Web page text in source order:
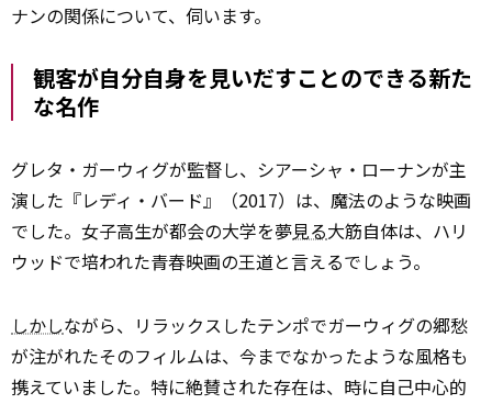
ナンの関係について、伺います。
観客が自分自身を見いだすことのできる新た
な名作
グレタ・ガーウィグが監督し、シアーシャ・ローナンが主
演した『レディ・バード』（2017）は、魔法のような映画
でした。女子高生が都会の大学を夢見る大筋自体は、ハリ
ウッドで培われた青春映画の王道と言えるでしょう。
しかしながら、リラックスしたテンポでガーウィグの郷愁
が注がれたそのフィルムは、今までなかったような風格も
携えていました。特に絶賛された存在は、時に自己中心的